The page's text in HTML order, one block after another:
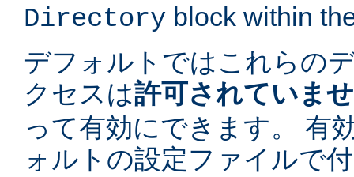
Directory block within
デフォルトではこれらの
クセスは許可されていま
って有効にできます。 有
ォルトの設定ファイルで